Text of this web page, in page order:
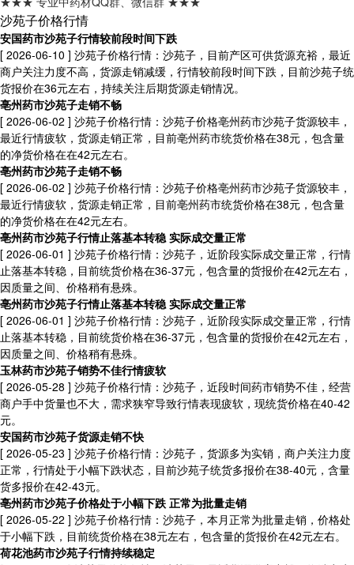
沙苑子价格行情
安国药市沙苑子行情较前段时间下跌
[ 2026-06-10 ] 沙苑子价格行情：沙苑子，目前产区可供货源充裕，最近
商户关注力度不高，货源走销减缓，行情较前段时间下跌，目前沙苑子统
货报价在36元左右，持续关注后期货源走销情况。
亳州药市沙苑子走销不畅
[ 2026-06-02 ] 沙苑子价格行情：沙苑子价格亳州药市沙苑子货源较丰，
最近行情疲软，货源走销正常，目前亳州药市统货价格在38元，包含量
的净货价格在在42元左右。
亳州药市沙苑子走销不畅
[ 2026-06-02 ] 沙苑子价格行情：沙苑子价格亳州药市沙苑子货源较丰，
最近行情疲软，货源走销正常，目前亳州药市统货价格在38元，包含量
的净货价格在在42元左右。
亳州药市沙苑子行情止落基本转稳 实际成交量正常
[ 2026-06-01 ] 沙苑子价格行情：沙苑子，近阶段实际成交量正常，行情
止落基本转稳，目前统货价格在36-37元，包含量的货报价在42元左右，
因质量之间、价格稍有悬殊。
亳州药市沙苑子行情止落基本转稳 实际成交量正常
[ 2026-06-01 ] 沙苑子价格行情：沙苑子，近阶段实际成交量正常，行情
止落基本转稳，目前统货价格在36-37元，包含量的货报价在42元左右，
因质量之间、价格稍有悬殊。
玉林药市沙苑子销势不佳行情疲软
[ 2026-05-28 ] 沙苑子价格行情：沙苑子，近段时间药市销势不佳，经营
商户手中货量也不大，需求狭窄导致行情表现疲软，现统货价格在40-42
元。
安国药市沙苑子货源走销不快
[ 2026-05-23 ] 沙苑子价格行情：沙苑子，货源多为实销，商户关注力度
正常，行情处于小幅下跌状态，目前沙苑子统货多报价在38-40元，含量
货多报价在42-43元。
亳州药市沙苑子价格处于小幅下跌 正常为批量走销
[ 2026-05-22 ] 沙苑子价格行情：沙苑子，本月正常为批量走销，价格处
于小幅下跌，目前统货价格在38元左右，包含量的货报价在42元左右。
荷花池药市沙苑子行情持续稳定